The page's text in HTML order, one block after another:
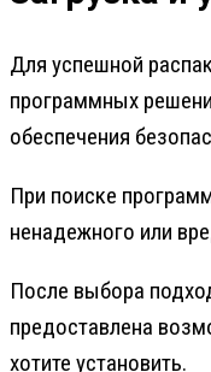
Для успешной
программных
обеспечения
При поиске
ненадежного или
После выбора
предоставлена
хотите установить.